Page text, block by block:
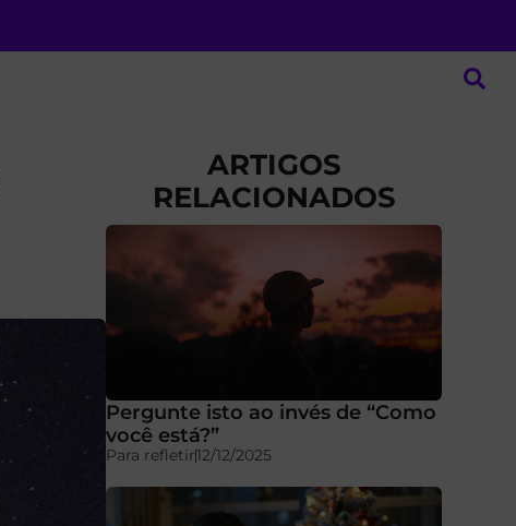
ARTIGOS
RELACIONADOS
Pergunte isto ao invés de “Como
você está?”
Para refletir12/12/2025